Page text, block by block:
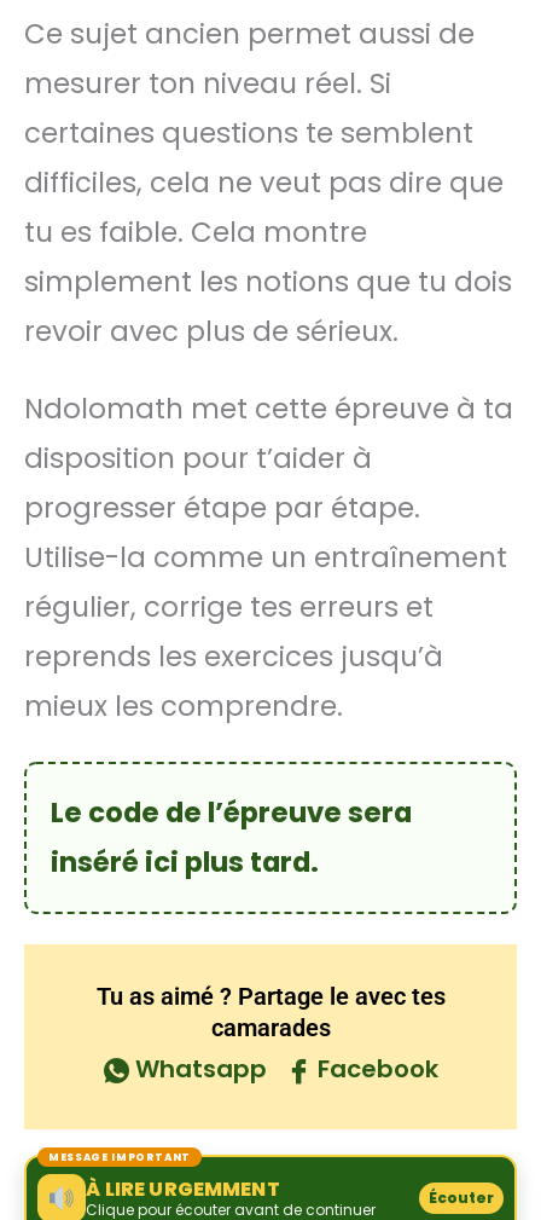
Ce sujet ancien permet aussi de
mesurer ton niveau réel. Si
certaines questions te semblent
difficiles, cela ne veut pas dire que
tu es faible. Cela montre
simplement les notions que tu dois
revoir avec plus de sérieux.
Ndolomath met cette épreuve à ta
disposition pour t’aider à
progresser étape par étape.
Utilise-la comme un entraînement
régulier, corrige tes erreurs et
reprends les exercices jusqu’à
mieux les comprendre.
Le code de l’épreuve sera
inséré ici plus tard.
Tu as aimé ? Partage le avec tes
camarades
Whatsapp Facebook
MESSAGE IMPORTANT
À LIRE URGEMMENT
Clique pour écouter avant de continuer
Écouter